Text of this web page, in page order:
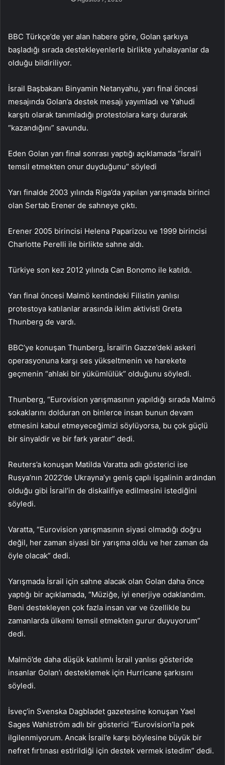
BBC Türkçe’de yer alan habere göre, Golan şarkıya
başladığı sırada destekleyenlerle birlikte yuhalayanlar da
olduğu bildiriliyor.
İsrail Başbakanı Binyamin Netanyahu, yarı final öncesi
mesajında Golan’a destek mesajı yayımladı ve Yahudi
karşıtı olarak tanımladığı protestolara karşı durarak
“kazandığını” savundu.
Eden Golan yarı final sonrası yaptığı açıklamada “İsrail’i
temsil etmekten onur duyduğunu” söyledi
Yarı finalde 2003 yılında Riga’da yapılan yarışmada birinci
olan Sertab Erener de sahneye çıktı.
Erener 2005 birincisi Helena Paparizou ve 1999 birincisi
Charlotte Perelli ile birlikte sahne aldı.
Türkiye son kez 2012 yılında Can Bonomo ile katıldı.
Yarı final öncesi Malmö kentindeki Filistin yanlısı
protestoya katılanlar arasında iklim aktivisti Greta
Thunberg de vardı.
BBC’ye konuşan Thunberg, İsrail’in Gazze’deki askeri
operasyonuna karşı ses yükseltmenin ve harekete
geçmenin “ahlaki bir yükümlülük” olduğunu söyledi.
Thunberg, “Eurovision yarışmasının yapıldığı sırada Malmö
sokaklarını dolduran on binlerce insan bunun devam
etmesini kabul etmeyeceğimizi söylüyorsa, bu çok güçlü
bir sinyaldir ve bir fark yaratır” dedi.
Reuters’a konuşan Matilda Varatta adlı gösterici ise
Rusya’nın 2022’de Ukrayna’yı geniş çaplı işgalinin ardından
olduğu gibi İsrail’in de diskalifiye edilmesini istediğini
söyledi.
Varatta, “Eurovision yarışmasının siyasi olmadığı doğru
değil, her zaman siyasi bir yarışma oldu ve her zaman da
öyle olacak” dedi.
Yarışmada İsrail için sahne alacak olan Golan daha önce
yaptığı bir açıklamada, “Müziğe, iyi enerjiye odaklandım.
Beni destekleyen çok fazla insan var ve özellikle bu
zamanlarda ülkemi temsil etmekten gurur duyuyorum”
dedi.
Malmö’de daha düşük katılımlı İsrail yanlısı gösteride
insanlar Golan’ı desteklemek için Hurricane şarkısını
söyledi.
İsveç’in Svenska Dagbladet gazetesine konuşan Yael
Sages Wahlström adlı bir gösterici “Eurovision’la pek
ilgilenmiyorum. Ancak İsrail’e karşı böylesine büyük bir
nefret fırtınası estirildiği için destek vermek istedim” dedi.